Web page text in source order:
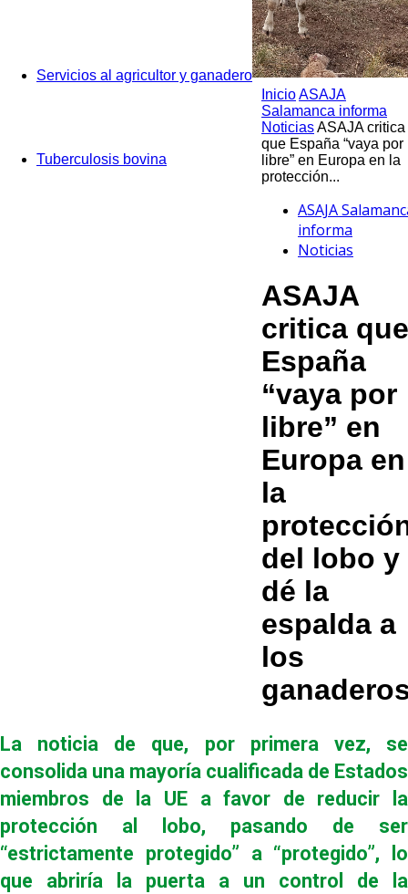
Servicios al agricultor y ganadero
Tuberculosis bovina
InicioASAJA
Salamanca informa
NoticiasASAJA critica
que España “vaya por
libre” en Europa en la
protección...
ASAJA
informa
Noticias
ASAJA
critica que
España
“vaya por
libre” en
Europa en
la
del lobo y
dé la
espalda a
los
La noticia de que, por primera vez, se
consolida una mayoría cualificada de Estados
miembros de la UE a favor de reducir la
protección al lobo, pasando de ser
“estrictamente protegido” a “protegido”, lo
que abriría la puerta a un control de la